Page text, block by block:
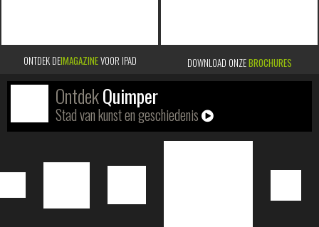
ONTDEK DEIMAGAZINEVOOR IPAD DOWNLOAD ONZEBROCHURES
OntdekQuimper
Stad van kunst en geschiedenis